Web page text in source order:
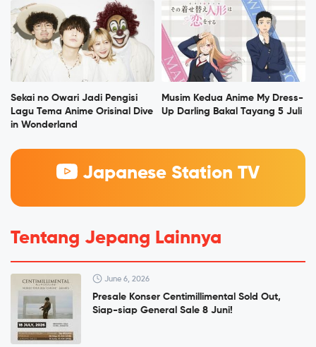
Sekai no Owari Jadi Pengisi
Lagu Tema Anime Orisinal Dive
in Wonderland
Musim Kedua Anime My Dress-
Up Darling Bakal Tayang 5 Juli
Japanese Station TV
Tentang Jepang Lainnya
June 6, 2026
Presale Konser Centimillimental Sold Out,
Siap-siap General Sale 8 Juni!